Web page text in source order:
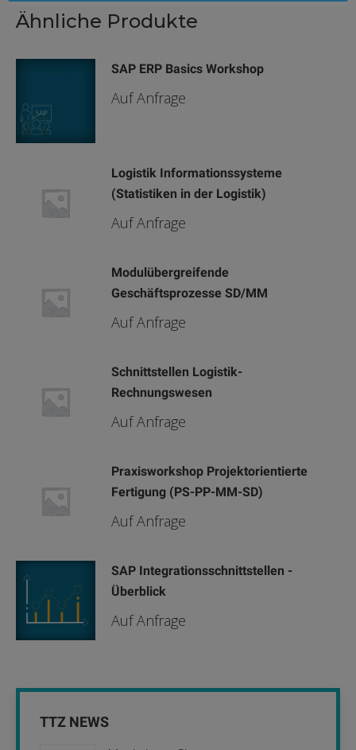
Ähnliche Produkte
SAP ERP Basics Workshop
Auf Anfrage
Logistik Informationssysteme
(Statistiken in der Logistik)
Auf Anfrage
Modulübergreifende
Geschäftsprozesse SD/MM
Auf Anfrage
Schnittstellen Logistik-
Rechnungswesen
Auf Anfrage
Praxisworkshop Projektorientierte
Fertigung (PS-PP-MM-SD)
Auf Anfrage
SAP Integrationsschnittstellen -
Überblick
Auf Anfrage
TTZ NEWS